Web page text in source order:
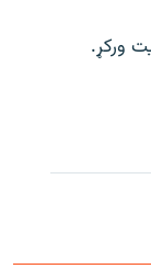
ورکړ.